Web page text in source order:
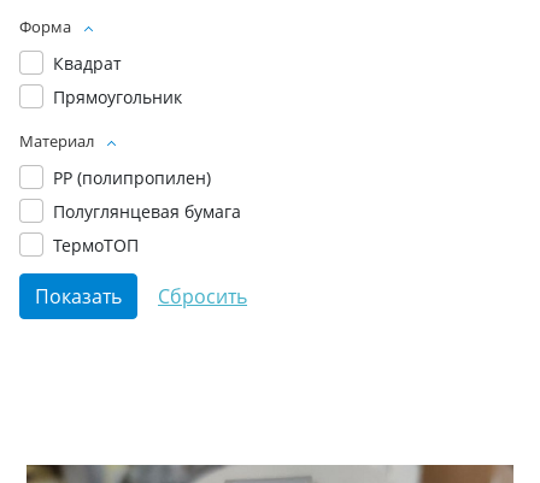
Форма
Квадрат
Прямоугольник
Материал
PP (полипропилен)
Полуглянцевая бумага
ТермоТОП